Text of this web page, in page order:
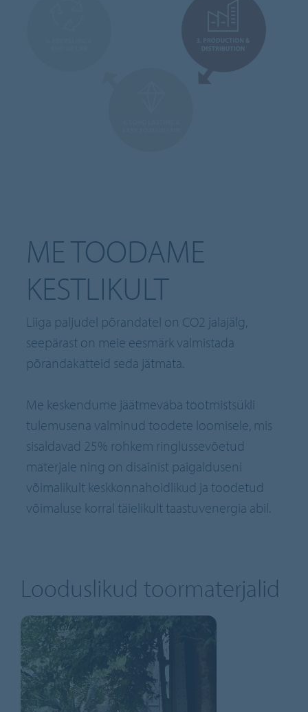
ME TOODAME
KESTLIKULT
Liiga paljudel põrandatel on CO2 jalajälg,
seepärast on meie eesmärk valmistada
põrandakatteid seda jätmata.
Me keskendume jäätmevaba tootmistsükli
tulemusena valminud toodete loomisele, mis
sisaldavad 25% rohkem ringlussevõetud
materjale ning on disainist paigalduseni
võimalikult keskkonnahoidlikud ja toodetud
võimaluse korral täielikult taastuvenergia abil.
Looduslikud toormaterjalid